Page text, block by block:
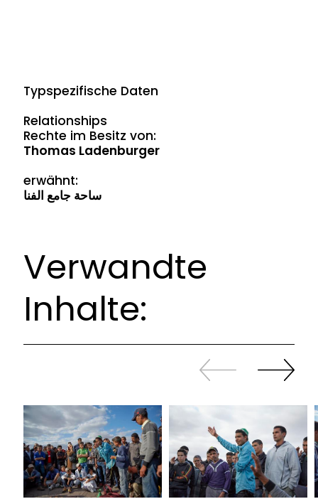
Typspezifische Daten
Relationships
Rechte im Besitz von:
Thomas Ladenburger
erwähnt:
ساحة جامع الفنا
Verwandte
Inhalte:
Zurück
sliden
Weiter
sliden